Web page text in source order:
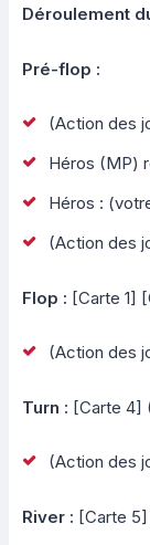
Déroulement
Pré-flop :
(Action des
Héros (MP)
Héros :
(Action des
Flop : [Carte 1]
(Action des
Turn : [Carte 4]
(Action des
River : [Carte